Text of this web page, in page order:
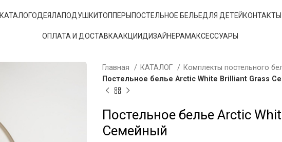
КАТАЛОГОДЕЯЛАПОДУШКИТОППЕРЫ ПОСТЕЛЬНОЕ БЕЛЬЕДЛЯ ДЕТЕЙ КОНТАКТЫ
ОПЛАТА И ДОСТАВКААКЦИИДИЗАЙНЕРАМАКСЕССУАРЫ
Главная КАТАЛОГ
Комплекты постельного
Постельное белье Arctic White Brilliant Grass
Постельное белье Arctic
Семейный